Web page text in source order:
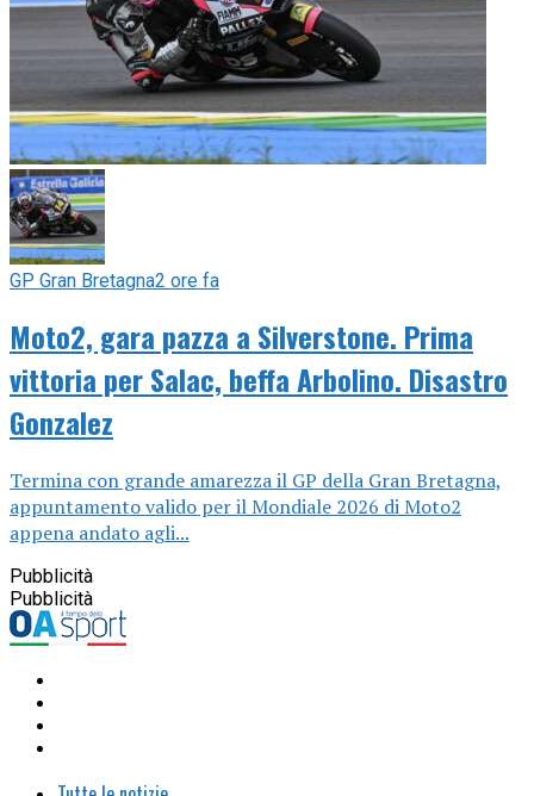
GP Gran Bretagna2 ore fa
Moto2, gara pazza a Silverstone. Prima
vittoria per Salac, beffa Arbolino. Disastro
Gonzalez
Termina con grande amarezza il GP della Gran Bretagna,
appuntamento valido per il Mondiale 2026 di Moto2
appena andato agli...
Pubblicità
Pubblicità